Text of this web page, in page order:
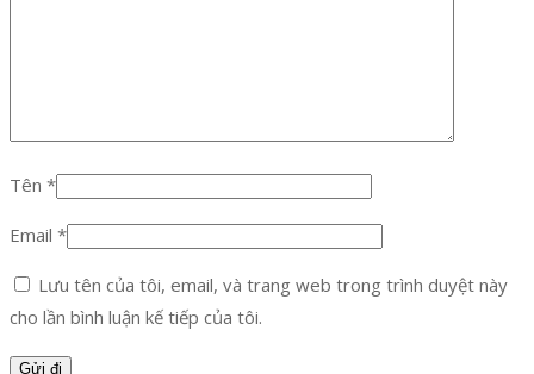
Tên *
Email *
Lưu tên của tôi, email, và trang web trong trình duyệt này
cho lần bình luận kế tiếp của tôi.